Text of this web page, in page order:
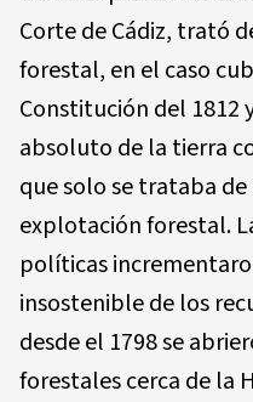
Corte de Cádiz, trató
forestal, en el caso
Constitución del 1812
absoluto de la tierra
que solo se trataba
explotación forestal.
políticas
insostenible de los
desde el 1798 se
forestales cerca de la